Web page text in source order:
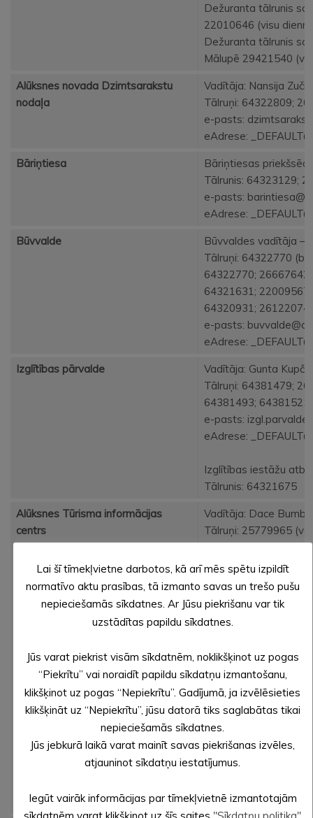
Dežuranta tālrunis
22010646 (visu
Dežuranta tālrunis
Mālupē 29421540
Alūksnes novada Dzimtsarakstu
nodaļa
Vadītāja: Nansija
Tālruņi: 64322809;
e-pasts:
eAdrese:
Bāriņtiesa
Bāriņtiesas
Tālrunis: 64323129;
e-pasts:
eAdrese:
Būvvalde
Būvvaldes vadītāja –
Tālruņi: 64322770
64322770; 26667642
64321631; 22009567
64320931;
e-pasts:
eAdrese:
Izglītības pārvalde
Vadītāja: Gunta Kupča
Tālruņi: 64381479;
64381493; 64381521
e-pasts:
eAdrese:
Izglītības iestāžu
Tālrunis: 64321675
Alūksnes Tūrisma informācijas
centrs
Vadītāja: Dace
Tālruņi: 25779965
25442335 (tūrisma
e-pasts:
eAdrese:
Alūksnes Bānīša
Tālrunis: 25669604
Gaismas un skaņas
astotais brālis”
Tālrunis: 29149810
e-pasts:
Kodolraķešu bāze
Tālrunis: 29492284
Lai šī tīmekļvietne darbotos, kā arī mēs spētu izpildīt
normatīvo aktu prasības, tā izmanto savas un trešo pušu
nepieciešamās sīkdatnes. Ar Jūsu piekrišanu var tik
uzstādītas papildu sīkdatnes.
Jūs varat piekrist visām sīkdatnēm, noklikšķinot uz pogas
“Piekrītu” vai noraidīt papildu sīkdatņu izmantošanu,
klikšķinot uz pogas “Nepiekrītu”. Gadījumā, ja izvēlēsieties
klikšķināt uz “Nepiekrītu”, jūsu datorā tiks saglabātas tikai
nepieciešamās sīkdatnes.
Jūs jebkurā laikā varat mainīt savas piekrišanas izvēles,
atjauninot sīkdatņu iestatījumus.
Iegūt vairāk informācijas par tīmekļvietnē izmantotajām